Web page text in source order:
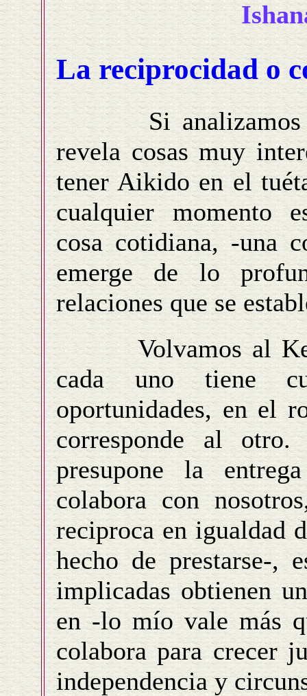
La reciprocidad o
Si analizamos la
revela cosas muy
tener Aikido en el
cualquier momento
cosa cotidiana, -una
emerge de lo
relaciones que se
Volvamos al
cada uno tiene
oportunidades, en el
corresponde al
presupone la
colabora con
reciproca en igualdad
hecho de prestarse-,
implicadas obtienen
en -lo mío vale más
colabora para crecer
independencia y